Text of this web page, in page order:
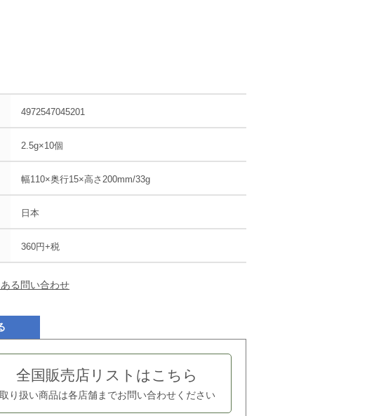
4972547045201
2.5g×10個
幅110×奥行15×高さ200mm/33g
日本
360円+税
る問い合わせ
全国販売店リストはこちら
取り扱い商品は各店舗までお問い合わせください